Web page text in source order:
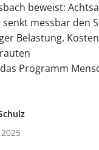
beweist:
messbar den
Belastung.
Programm